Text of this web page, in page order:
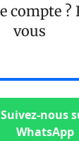
compte ?
vous
Suivez-nous
WhatsApp